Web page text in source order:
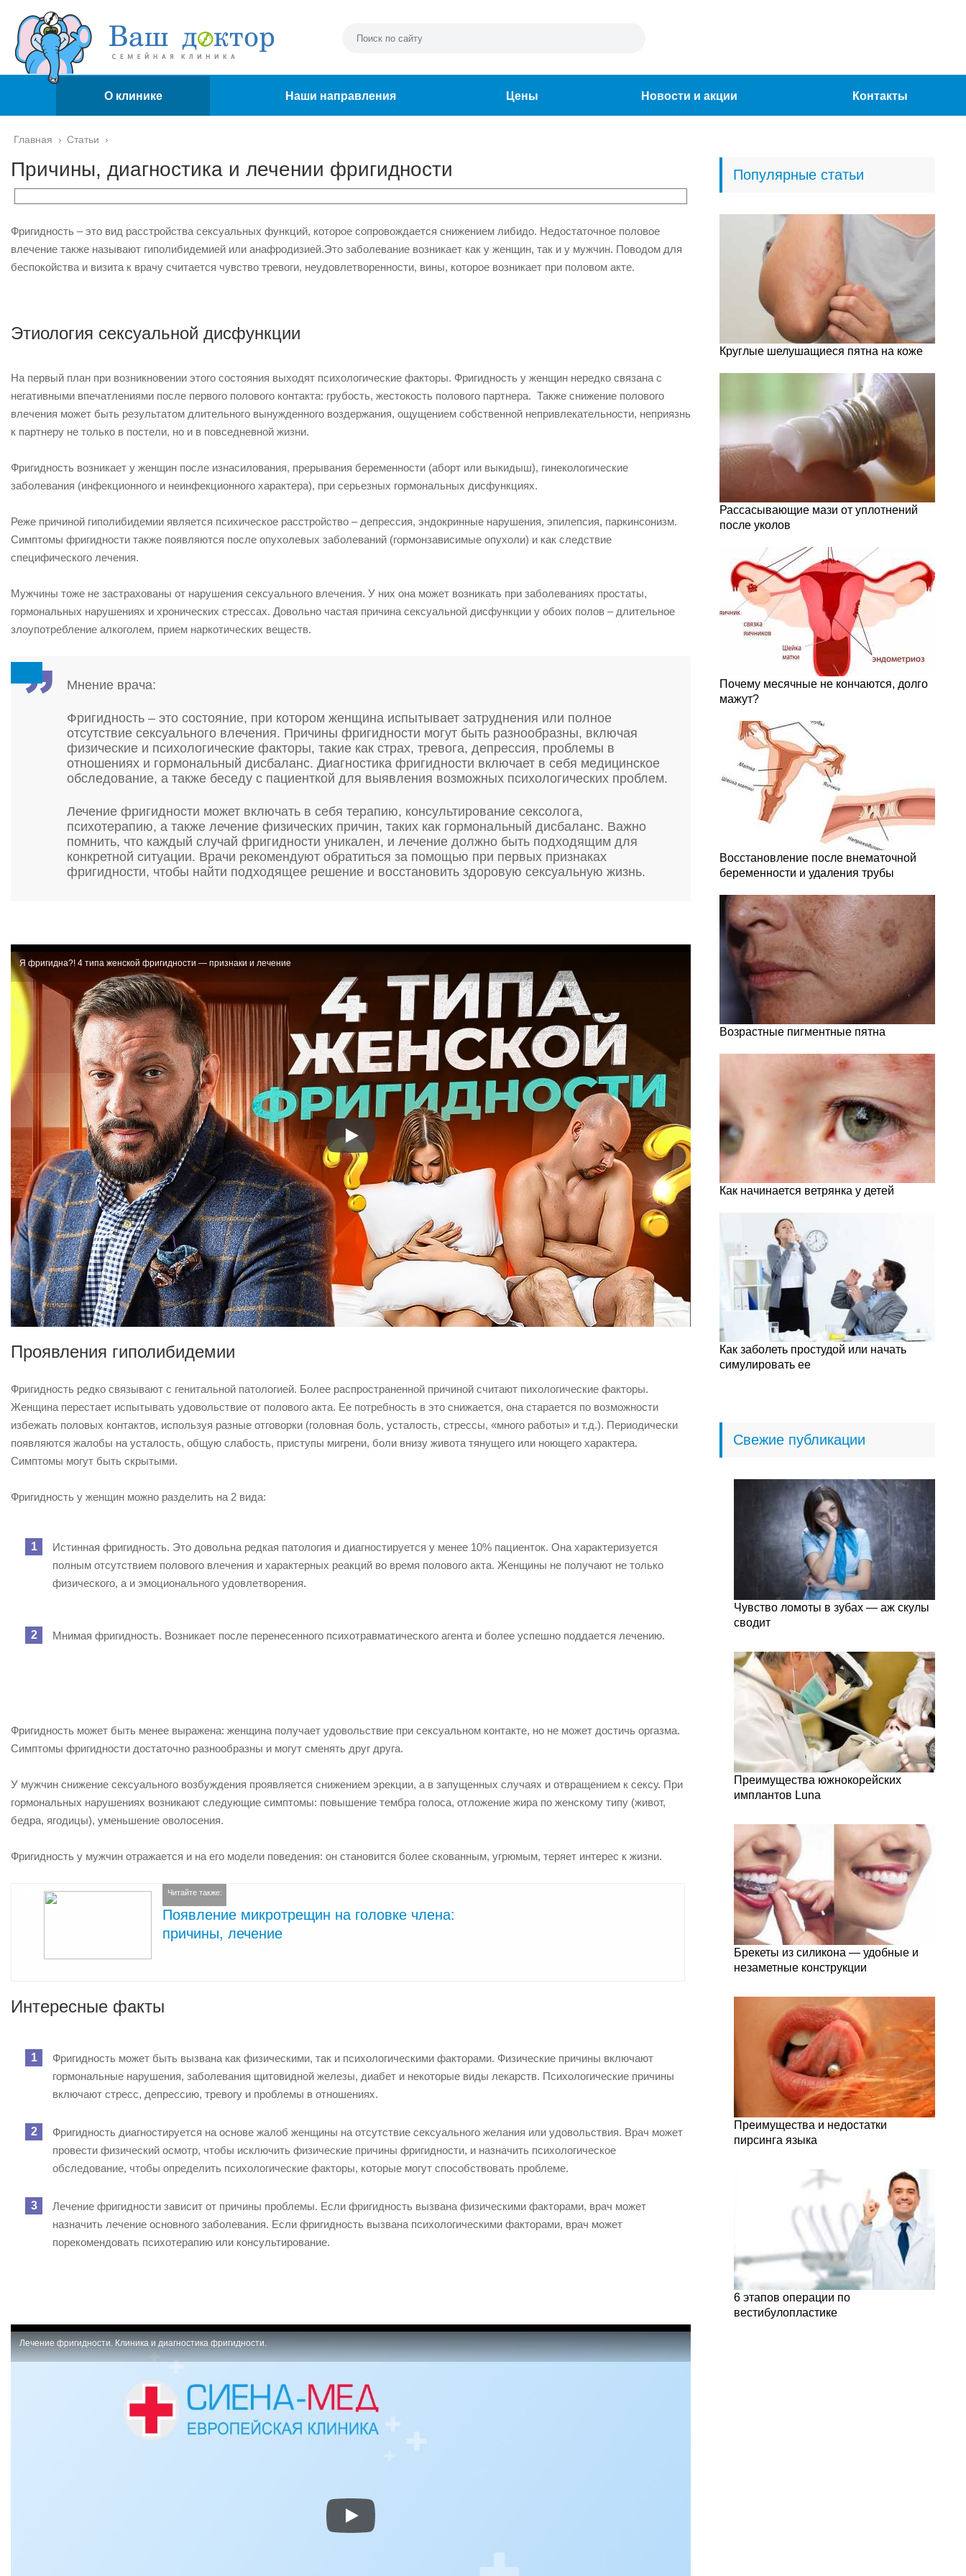
О клинике Наши направления Цены Новости и акции Контакты
Главная › Статьи ›
Причины, диагностика и лечении фригидности
Фригидность – это вид расстройства сексуальных функций, которое сопровождается снижением либидо. Недостаточное половое
влечение также называют гиполибидемией или анафродизией.Это заболевание возникает как у женщин, так и у мужчин. Поводом для
беспокойства и визита к врачу считается чувство тревоги, неудовлетворенности, вины, которое возникает при половом акте.
Этиология сексуальной дисфункции
На первый план при возникновении этого состояния выходят психологические факторы. Фригидность у женщин нередко связана с
негативными впечатлениями после первого полового контакта: грубость, жестокость полового партнера. Также снижение полового
влечения может быть результатом длительного вынужденного воздержания, ощущением собственной непривлекательности, неприязнь
к партнеру не только в постели, но и в повседневной жизни.
Фригидность возникает у женщин после изнасилования, прерывания беременности (аборт или выкидыш), гинекологические
заболевания (инфекционного и неинфекционного характера), при серьезных гормональных дисфункциях.
Реже причиной гиполибидемии является психическое расстройство – депрессия, эндокринные нарушения, эпилепсия, паркинсонизм.
Симптомы фригидности также появляются после опухолевых заболеваний (гормонзависимые опухоли) и как следствие
специфического лечения.
Мужчины тоже не застрахованы от нарушения сексуального влечения. У них она может возникать при заболеваниях простаты,
гормональных нарушениях и хронических стрессах. Довольно частая причина сексуальной дисфункции у обоих полов – длительное
злоупотребление алкоголем, прием наркотических веществ.
Мнение врача:
Фригидность – это состояние, при котором женщина испытывает затруднения или полное
отсутствие сексуального влечения. Причины фригидности могут быть разнообразны, включая
физические и психологические факторы, такие как страх, тревога, депрессия, проблемы в
отношениях и гормональный дисбаланс. Диагностика фригидности включает в себя медицинское
обследование, а также беседу с пациенткой для выявления возможных психологических проблем.
Лечение фригидности может включать в себя терапию, консультирование сексолога,
психотерапию, а также лечение физических причин, таких как гормональный дисбаланс. Важно
помнить, что каждый случай фригидности уникален, и лечение должно быть подходящим для
конкретной ситуации. Врачи рекомендуют обратиться за помощью при первых признаках
фригидности, чтобы найти подходящее решение и восстановить здоровую сексуальную жизнь.
Я фригидна?! 4 типа женской фригидности — признаки и лечение
Проявления гиполибидемии
Фригидность редко связывают с генитальной патологией. Более распространенной причиной считают пихологические факторы.
Женщина перестает испытывать удовольствие от полового акта. Ее потребность в это снижается, она старается по возможности
избежать половых контактов, используя разные отговорки (головная боль, усталость, стрессы, «много работы» и т.д.). Периодически
появляются жалобы на усталость, общую слабость, приступы мигрени, боли внизу живота тянущего или ноющего характера.
Симптомы могут быть скрытыми.
Фригидность у женщин можно разделить на 2 вида:
Истинная фригидность. Это довольна редкая патология и диагностируется у менее 10% пациенток. Она характеризуется
полным отсутствием полового влечения и характерных реакций во время полового акта. Женщины не получают не только
физического, а и эмоционального удовлетворения.
Мнимая фригидность. Возникает после перенесенного психотравматического агента и более успешно поддается лечению.
Фригидность может быть менее выражена: женщина получает удовольствие при сексуальном контакте, но не может достичь оргазма.
Симптомы фригидности достаточно разнообразны и могут сменять друг друга.
У мужчин снижение сексуального возбуждения проявляется снижением эрекции, а в запущенных случаях и отвращением к сексу. При
гормональных нарушениях возникают следующие симптомы: повышение тембра голоса, отложение жира по женскому типу (живот,
бедра, ягодицы), уменьшение оволосения.
Фригидность у мужчин отражается и на его модели поведения: он становится более скованным, угрюмым, теряет интерес к жизни.
Читайте также:
Появление микротрещин на головке члена:
причины, лечение
Интересные факты
Фригидность может быть вызвана как физическими, так и психологическими факторами. Физические причины включают
гормональные нарушения, заболевания щитовидной железы, диабет и некоторые виды лекарств. Психологические причины
включают стресс, депрессию, тревогу и проблемы в отношениях.
Фригидность диагностируется на основе жалоб женщины на отсутствие сексуального желания или удовольствия. Врач может
провести физический осмотр, чтобы исключить физические причины фригидности, и назначить психологическое
обследование, чтобы определить психологические факторы, которые могут способствовать проблеме.
Лечение фригидности зависит от причины проблемы. Если фригидность вызвана физическими факторами, врач может
назначить лечение основного заболевания. Если фригидность вызвана психологическими факторами, врач может
порекомендовать психотерапию или консультирование.
Лечение фригидности. Клиника и диагностика фригидности.
Популярные статьи
Круглые шелушащиеся пятна на коже
Рассасывающие мази от уплотнений
после уколов
Почему месячные не кончаются, долго
мажут?
Восстановление после внематочной
беременности и удаления трубы
Возрастные пигментные пятна
Как начинается ветрянка у детей
Как заболеть простудой или начать
симулировать ее
Свежие публикации
Чувство ломоты в зубах — аж скулы
сводит
Преимущества южнокорейских
имплантов Luna
Брекеты из силикона — удобные и
незаметные конструкции
Преимущества и недостатки
пирсинга языка
6 этапов операции по
вестибулопластике